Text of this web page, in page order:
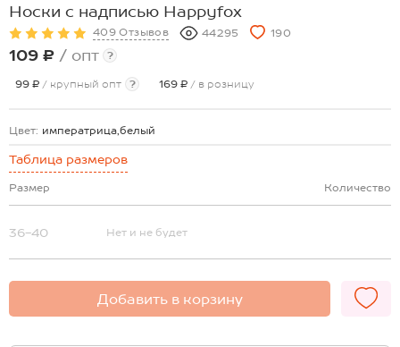
Носки с надписью Happyfox
409 Отзывов 44295 190
109 ₽ / опт ?
99 ₽ / крупный опт ? 169 ₽ / в розницу
Цвет: императрица,белый
Таблица размеров
Размер Количество
36-40 Нет и не будет
Добавить в корзину